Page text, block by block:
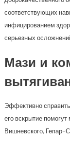
соответствующих
инфицированием
серьезных
Мази и
Эффективно
его вскрытие
Вишневского, Гепар-